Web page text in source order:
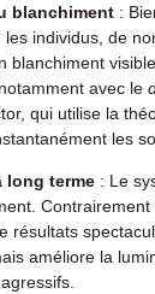
blanchiment :
les individus, de
blanchiment
avec le
qui utilise la
les
long terme : Le
résultats
améliore la